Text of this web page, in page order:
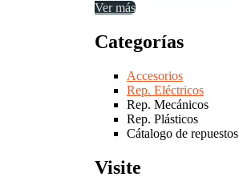
Ver más
Categorías
Accesorios
Rep. Eléctricos
Rep. Mecánicos
Rep. Plásticos
Cátalogo de repuestos
Visite